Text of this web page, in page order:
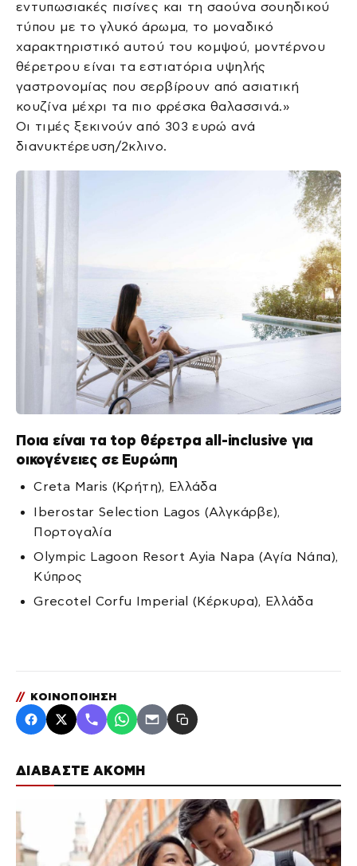
ΔΙΑΒΑΣΤΕ ΑΚΟΜΗ
εντυπωσιακές πισίνες και τη σαούνα σουηδικού
τύπου με το γλυκό άρωμα, το μοναδικό
χαρακτηριστικό αυτού του κομψού, μοντέρνου
θέρετρου είναι τα εστιατόρια υψηλής
γαστρονομίας που σερβίρουν από ασιατική
κουζίνα μέχρι τα πιο φρέσκα θαλασσινά.»
Οι τιμές ξεκινούν από 303 ευρώ ανά
διανυκτέρευση/2κλινο.
Ποια είναι τα top θέρετρα all-inclusive για
οικογένειες σε Ευρώπη
Creta Maris (Κρήτη), Ελλάδα
Iberostar Selection Lagos (Αλγκάρβε),
Πορτογαλία
Olympic Lagoon Resort Ayia Napa (Αγία Νάπα),
Κύπρος
Grecotel Corfu Imperial (Κέρκυρα), Ελλάδα
// ΚΟΙΝΟΠΟΙΗΣΗ